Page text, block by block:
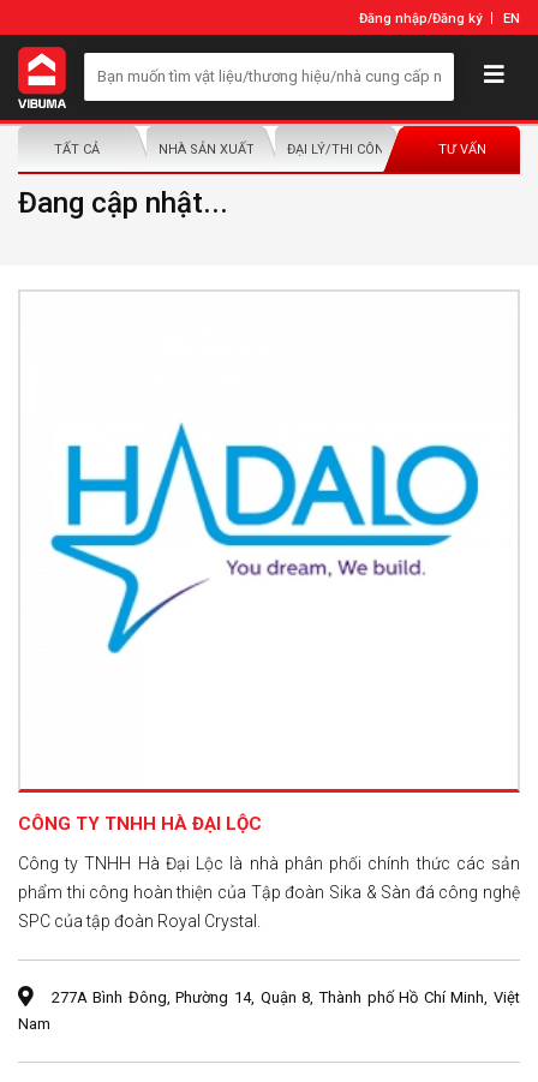
Đăng nhập/Đăng ký EN
TẤT CẢ NHÀ SẢN XUẤT/NHÀ PHÂN PHỐIĐẠI LÝ/THI CÔNG LẮP ĐẶTTƯ VẤN
Đang cập nhật...
CÔNG TY TNHH HÀ ĐẠI LỘC
Công ty TNHH Hà Đại Lộc là nhà phân phối chính thức các sản
phẩm thi công hoàn thiện của Tập đoàn Sika & Sàn đá công nghệ
SPC của tập đoàn Royal Crystal.
277A Bình Đông, Phường 14, Quận 8, Thành phố Hồ Chí Minh, Việt
Nam